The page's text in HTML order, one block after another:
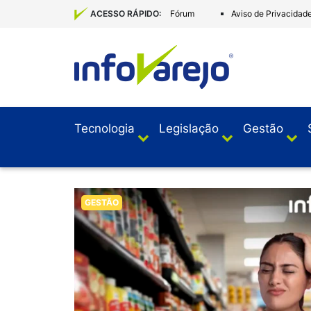
ACESSO RÁPIDO: Fórum Aviso de
Tecnologia Legislação Gestão
GESTÃO